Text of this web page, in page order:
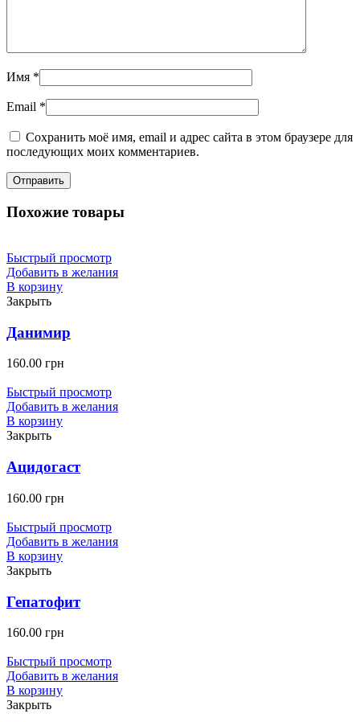
Имя *
Email *
Сохранить моё имя, email и адрес сайта в этом браузере для
последующих моих комментариев.
Похожие товары
Быстрый просмотр
Добавить в желания
В корзину
Закрыть
Данимир
160.00 грн
Быстрый просмотр
Добавить в желания
В корзину
Закрыть
Ацидогаст
160.00 грн
Быстрый просмотр
Добавить в желания
В корзину
Закрыть
Гепатофит
160.00 грн
Быстрый просмотр
Добавить в желания
В корзину
Закрыть